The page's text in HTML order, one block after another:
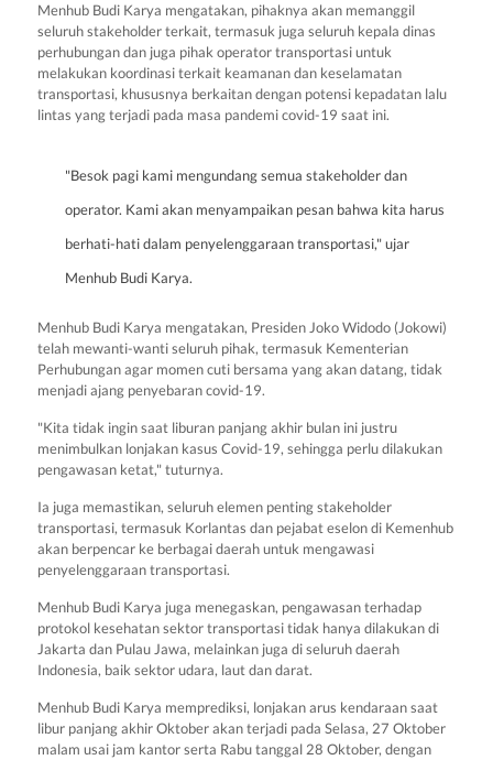
Menhub Budi Karya mengatakan, pihaknya akan memanggil
seluruh stakeholder terkait, termasuk juga seluruh kepala dinas
perhubungan dan juga pihak operator transportasi untuk
melakukan koordinasi terkait keamanan dan keselamatan
transportasi, khususnya berkaitan dengan potensi kepadatan lalu
lintas yang terjadi pada masa pandemi covid-19 saat ini.
"Besok pagi kami mengundang semua stakeholder dan
operator. Kami akan menyampaikan pesan bahwa kita harus
berhati-hati dalam penyelenggaraan transportasi," ujar
Menhub Budi Karya.
Menhub Budi Karya mengatakan, Presiden Joko Widodo (Jokowi)
telah mewanti-wanti seluruh pihak, termasuk Kementerian
Perhubungan agar momen cuti bersama yang akan datang, tidak
menjadi ajang penyebaran covid-19.
"Kita tidak ingin saat liburan panjang akhir bulan ini justru
menimbulkan lonjakan kasus Covid-19, sehingga perlu dilakukan
pengawasan ketat," tuturnya.
Ia juga memastikan, seluruh elemen penting stakeholder
transportasi, termasuk Korlantas dan pejabat eselon di Kemenhub
akan berpencar ke berbagai daerah untuk mengawasi
penyelenggaraan transportasi.
Menhub Budi Karya juga menegaskan, pengawasan terhadap
protokol kesehatan sektor transportasi tidak hanya dilakukan di
Jakarta dan Pulau Jawa, melainkan juga di seluruh daerah
Indonesia, baik sektor udara, laut dan darat.
Menhub Budi Karya memprediksi, lonjakan arus kendaraan saat
libur panjang akhir Oktober akan terjadi pada Selasa, 27 Oktober
malam usai jam kantor serta Rabu tanggal 28 Oktober, dengan